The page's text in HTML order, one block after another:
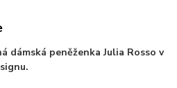
dámská peněženka Julia Rosso v